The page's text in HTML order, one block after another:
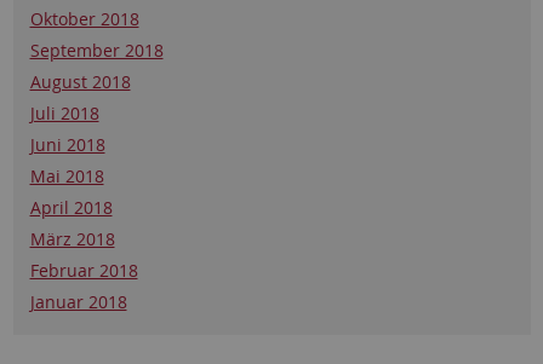
Oktober 2018
September 2018
August 2018
Juli 2018
Juni 2018
Mai 2018
April 2018
März 2018
Februar 2018
Januar 2018